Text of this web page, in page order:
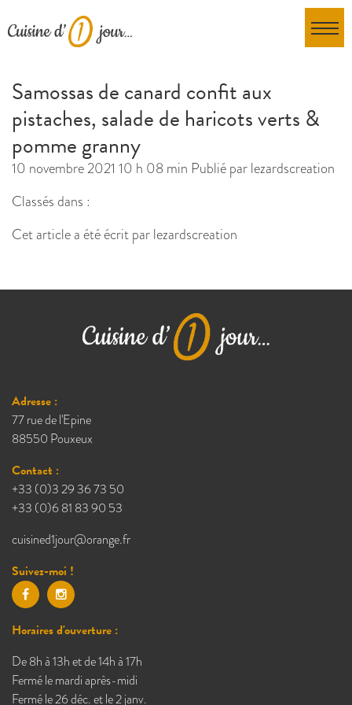
Samossas de canard confit aux
pistaches, salade de haricots verts &
pomme granny
10 novembre 2021 10 h 08 min Publié parlezardscreation
Classés dans :
Cet article a été écrit par lezardscreation
Adresse :
77 rue de l'Epine
88550 Pouxeux
Contact :
+33 (0)3 29 36 73 50
+33 (0)6 81 83 90 53
cuisined1jour@orange.fr
Suivez-moi !
Horaires d'ouverture :
De 8h à 13h et de 14h à 17h
Fermé le mardi après-midi
Fermé le 26 déc. et le 2 janv.